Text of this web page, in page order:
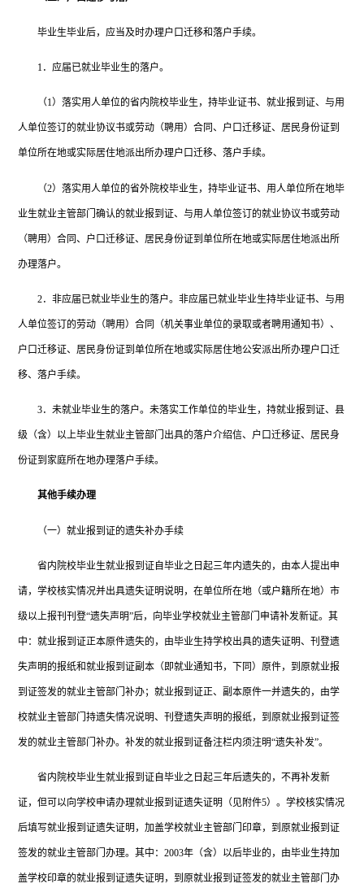
毕业生毕业后，应当及时办理户口迁移和落户手续。
1．应届已就业毕业生的落户。
（1）落实用人单位的省内院校毕业生，持毕业证书、就业报到证、与用
人单位签订的就业协议书或劳动（聘用）合同、户口迁移证、居民身份证到
单位所在地或实际居住地派出所办理户口迁移、落户手续。
（2）落实用人单位的省外院校毕业生，持毕业证书、用人单位所在地毕
业生就业主管部门确认的就业报到证、与用人单位签订的就业协议书或劳动
（聘用）合同、户口迁移证、居民身份证到单位所在地或实际居住地派出所
办理落户。
2．非应届已就业毕业生的落户。非应届已就业毕业生持毕业证书、与用
人单位签订的劳动（聘用）合同（机关事业单位的录取或者聘用通知书）、
户口迁移证、居民身份证到单位所在地或实际居住地公安派出所办理户口迁
移、落户手续。
3．未就业毕业生的落户。未落实工作单位的毕业生，持就业报到证、县
级（含）以上毕业生就业主管部门出具的落户介绍信、户口迁移证、居民身
份证到家庭所在地办理落户手续。
其他手续办理
（一）就业报到证的遗失补办手续
省内院校毕业生就业报到证自毕业之日起三年内遗失的，由本人提出申
请，学校核实情况并出具遗失证明说明，在单位所在地（或户籍所在地）市
级以上报刊刊登“遗失声明”后，向毕业学校就业主管部门申请补发新证。其
中：就业报到证正本原件遗失的，由毕业生持学校出具的遗失证明、刊登遗
失声明的报纸和就业报到证副本（即就业通知书，下同）原件，到原就业报
到证签发的就业主管部门补办；就业报到证正、副本原件一并遗失的，由学
校就业主管部门持遗失情况说明、刊登遗失声明的报纸，到原就业报到证签
发的就业主管部门补办。补发的就业报到证备注栏内须注明“遗失补发”。
省内院校毕业生就业报到证自毕业之日起三年后遗失的，不再补发新
证，但可以向学校申请办理就业报到证遗失证明（见附件5）。学校核实情况
后填写就业报到证遗失证明，加盖学校就业主管部门印章，到原就业报到证
签发的就业主管部门办理。其中：2003年（含）以后毕业的，由毕业生持加
盖学校印章的就业报到证遗失证明，到原就业报到证签发的就业主管部门办